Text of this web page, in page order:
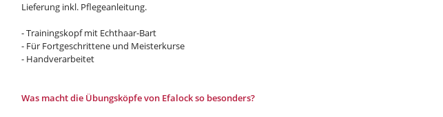
Lieferung inkl. Pflegeanleitung.
- Trainingskopf mit Echthaar-Bart
- Für Fortgeschrittene und Meisterkurse
- Handverarbeitet
Was macht die Übungsköpfe von Efalock so besonders?